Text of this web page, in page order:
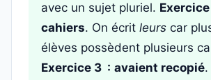
avec un sujet pluriel.
cahiers. On écrit leurs car
élèves possèdent plusieurs
Exercice 3 : avaient recopié.